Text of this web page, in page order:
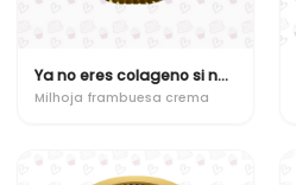
Ya no eres colageno si no ensure!
Milhoja frambuesa crema